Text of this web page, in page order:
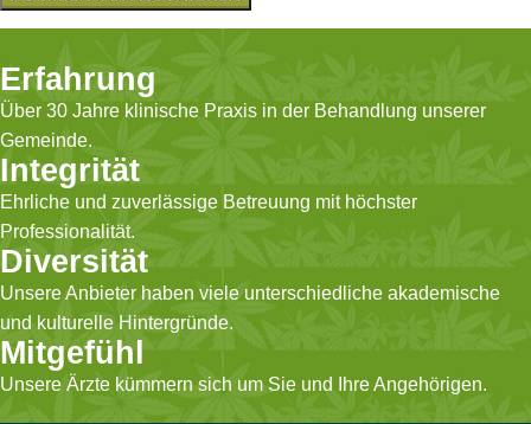
Erfahrung
Über 30 Jahre klinische Praxis in der Behandlung unserer
Gemeinde.
Integrität
Ehrliche und zuverlässige Betreuung mit höchster
Professionalität.
Diversität
Unsere Anbieter haben viele unterschiedliche akademische
und kulturelle Hintergründe.
Mitgefühl
Unsere Ärzte kümmern sich um Sie und Ihre Angehörigen.